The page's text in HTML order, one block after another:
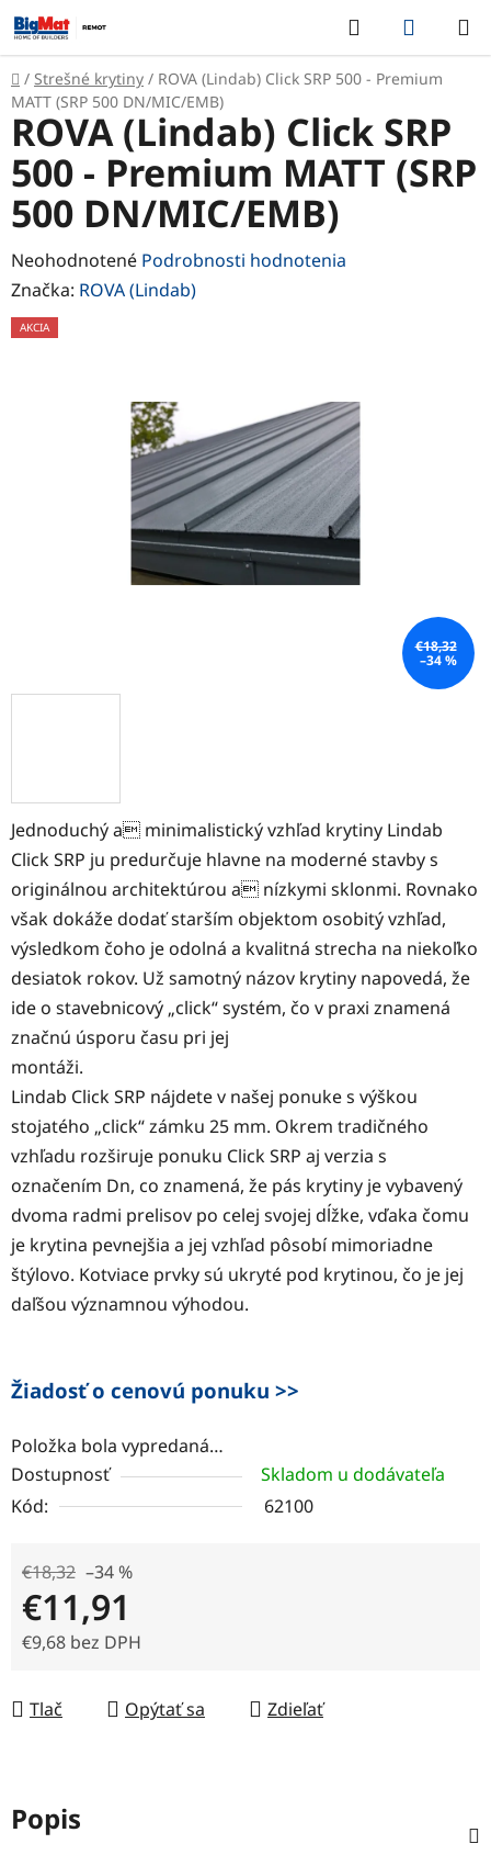
Prejsť
na
obsah
Hľadať
KOŠÍK
Domov
/ Strešné krytiny / ROVA (Lindab) Click SRP 500 - Premium
MATT (SRP 500 DN/MIC/EMB)
Jednoduchý a minimalistický vzhľad krytiny Lindab
Click SRP ju predurčuje hlavne na moderné stavby s
originálnou architektúrou a nízkymi sklonmi. Rovnako
však dokáže dodať starším objektom osobitý vzhľad,
výsledkom čoho je odolná a kvalitná strecha na niekoľko
desiatok rokov. Už samotný názov krytiny napovedá, že
ide o stavebnicový „click“ systém, čo v praxi znamená
značnú úsporu času pri jej
montáži.
Lindab Click SRP nájdete v našej ponuke s výškou
stojatého „click“ zámku 25 mm. Okrem tradičného
vzhľadu rozširuje ponuku Click SRP aj verzia s
označením Dn, co znamená, že pás krytiny je vybavený
dvoma radmi prelisov po celej svojej dĺžke, vďaka čomu
je krytina pevnejšia a jej vzhľad pôsobí mimoriadne
štýlovo. Kotviace prvky sú ukryté pod krytinou, čo je jej
daľšou významnou výhodou.
Žiadosť o cenovú ponuku >>
Položka bola vypredaná…
Dostupnosť
Skladom u dodávateľa
Kód:
62100
€18,32 –34 %
€11,91
€9,68 bez DPH
Tlač
Opýtať sa Zdieľať
ROVA (Lindab) Click SRP
500 - Premium MATT (SRP
500 DN/MIC/EMB)
Priemerné
hodnotenie
produktu
Neohodnotené Podrobnosti hodnotenia
Značka: ROVA (Lindab)
AKCIA
€18,32
–34 %
Popis